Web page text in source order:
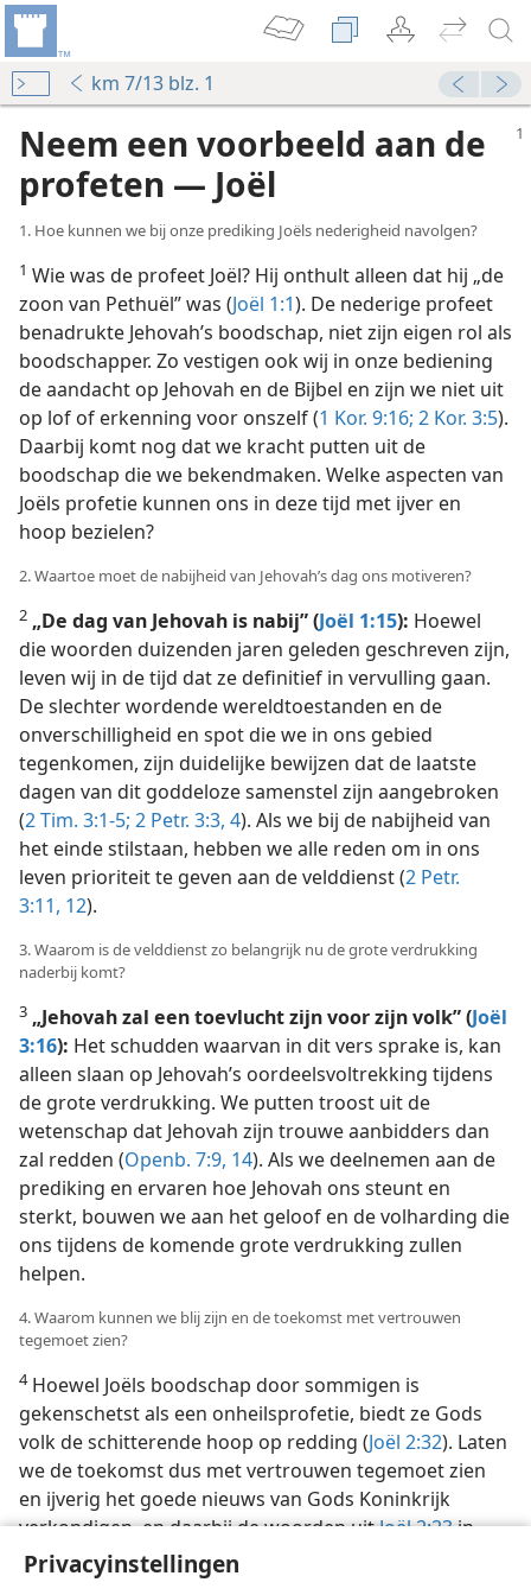
Privacyinstellingen
km 7/13 blz. 1
Jehovah versterkt
2010
liefde
1981
Neem een voorbeeld aan de
profeten — Joël
1. Hoe kunnen we bij onze prediking Joëls nederigheid navolgen?
1 Wie was de profeet Joël? Hij onthult alleen dat hij „de
zoon van Pethuël” was (Joël 1:1). De nederige profeet
benadrukte Jehovah’s boodschap, niet zijn eigen rol als
boodschapper. Zo vestigen ook wij in onze bediening
de aandacht op Jehovah en de Bijbel en zijn we niet uit
op lof of erkenning voor onszelf (1 Kor. 9:16; 2 Kor. 3:5).
Daarbij komt nog dat we kracht putten uit de
boodschap die we bekendmaken. Welke aspecten van
Joëls profetie kunnen ons in deze tijd met ijver en
hoop bezielen?
2. Waartoe moet de nabijheid van Jehovah’s dag ons motiveren?
2 „De dag van Jehovah is nabij” (Joël 1:15): Hoewel
die woorden duizenden jaren geleden geschreven zijn,
leven wij in de tijd dat ze definitief in vervulling gaan.
De slechter wordende wereldtoestanden en de
onverschilligheid en spot die we in ons gebied
tegenkomen, zijn duidelijke bewijzen dat de laatste
dagen van dit goddeloze samenstel zijn aangebroken
(2 Tim. 3:1-5; 2 Petr. 3:3, 4). Als we bij de nabijheid van
het einde stilstaan, hebben we alle reden om in ons
leven prioriteit te geven aan de velddienst (2 Petr.
3:11, 12).
3. Waarom is de velddienst zo belangrijk nu de grote verdrukking
naderbij komt?
3 „Jehovah zal een toevlucht zijn voor zijn volk” (Joël
3:16): Het schudden waarvan in dit vers sprake is, kan
alleen slaan op Jehovah’s oordeelsvoltrekking tijdens
de grote verdrukking. We putten troost uit de
wetenschap dat Jehovah zijn trouwe aanbidders dan
zal redden (Openb. 7:9, 14). Als we deelnemen aan de
prediking en ervaren hoe Jehovah ons steunt en
sterkt, bouwen we aan het geloof en de volharding die
ons tijdens de komende grote verdrukking zullen
helpen.
4. Waarom kunnen we blij zijn en de toekomst met vertrouwen
tegemoet zien?
4Hoewel Joëls boodschap door sommigen is
gekenschetst als een onheilsprofetie, biedt ze Gods
volk de schitterende hoop op redding (Joël 2:32). Laten
we de toekomst dus met vertrouwen tegemoet zien
en ijverig het goede nieuws van Gods Koninkrijk
verkondigen, en daarbij de woorden uitJoël 2:23in
gedachte houden: „Weest blij en verheugt u in
Jehovah, uw God.”